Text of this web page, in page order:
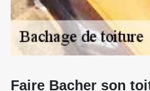
Faire Bacher son